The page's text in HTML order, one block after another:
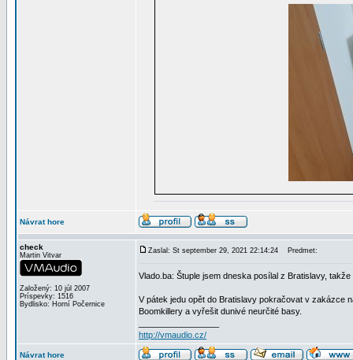
Návrat hore
check
Martin Vitvar
Založený: 10 júl 2007
Príspevky: 1516
Bydlisko: Horní Počernice
Zaslal: St september 29, 2021 22:14:24 Predmet:
Vlado.ba: Štuple jsem dneska posílal z Bratislavy,
V pátek jedu opět do Bratislavy pokračovat v zakázce
Boomkillery a vyřešit dunivé neurčité basy.
http://vmaudio.cz/
Návrat hore